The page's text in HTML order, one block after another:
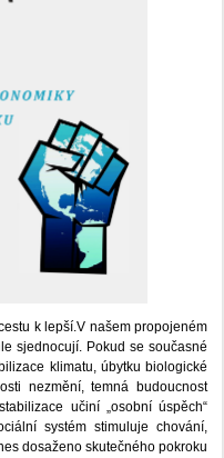
k lepší.V našem propojeném
sjednocují. Pokud se současné
klimatu, úbytku biologické
nezmění, temná budoucnost
učiní „osobní úspěch“
systém stimuluje chování,
dosaženo skutečného pokroku